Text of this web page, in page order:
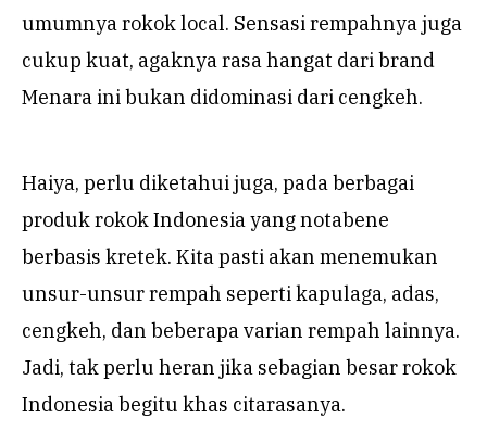
umumnya rokok local. Sensasi rempahnya juga
cukup kuat, agaknya rasa hangat dari brand
Menara ini bukan didominasi dari cengkeh.
Haiya, perlu diketahui juga, pada berbagai
produk rokok Indonesia yang notabene
berbasis kretek. Kita pasti akan menemukan
unsur-unsur rempah seperti kapulaga, adas,
cengkeh, dan beberapa varian rempah lainnya.
Jadi, tak perlu heran jika sebagian besar rokok
Indonesia begitu khas citarasanya.